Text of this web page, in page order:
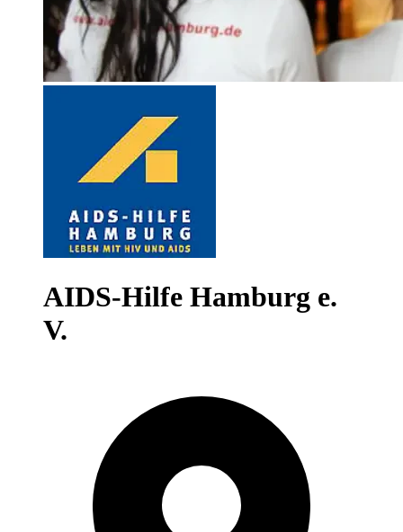
AIDS-Hilfe Hamburg e.
V.